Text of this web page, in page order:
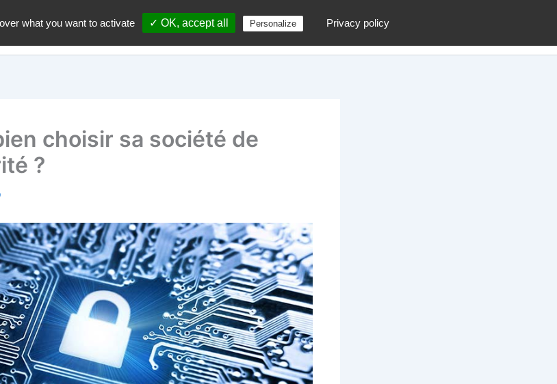
Accueil A propos du blog Contactez moi ! Archives
choisir sa société de
?
what you want to activate ✓ OK, accept all Personalize Privacy policy